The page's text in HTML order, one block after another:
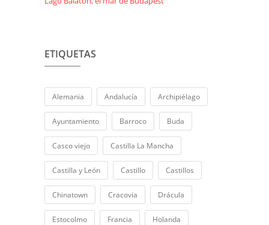
ETIQUETAS
Alemania Andalucía Archipiélago
Ayuntamiento Barroco Buda
Casco viejo Castilla La Mancha
Castilla y León Castillo Castillos
Chinatown Cracovia Drácula
Estocolmo Francia Holanda